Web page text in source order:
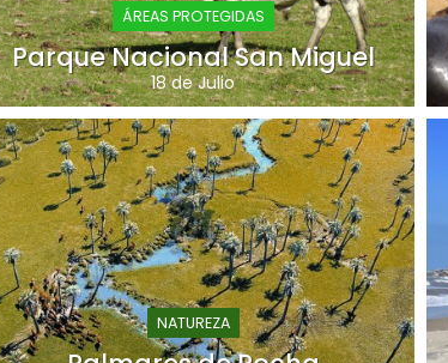
ÁREAS PROTEGIDAS
Parque Nacional San Miguel
18 de Julio
NATUREZA